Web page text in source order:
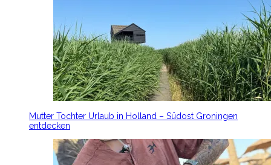
Mutter Tochter Urlaub in Holland – Südost Groningen
entdecken